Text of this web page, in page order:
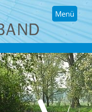
Menü